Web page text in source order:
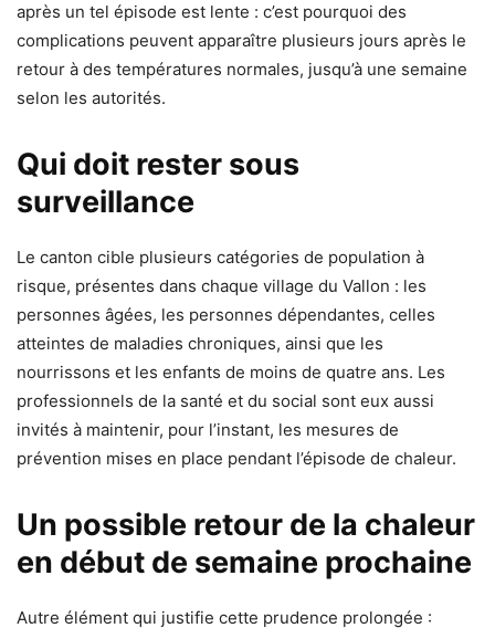
après un tel épisode est lente : c’est pourquoi des
complications peuvent apparaître plusieurs jours après le
retour à des températures normales, jusqu’à une semaine
selon les autorités.
Qui doit rester sous
surveillance
Le canton cible plusieurs catégories de population à
risque, présentes dans chaque village du Vallon : les
personnes âgées, les personnes dépendantes, celles
atteintes de maladies chroniques, ainsi que les
nourrissons et les enfants de moins de quatre ans. Les
professionnels de la santé et du social sont eux aussi
invités à maintenir, pour l’instant, les mesures de
prévention mises en place pendant l’épisode de chaleur.
Un possible retour de la chaleur
en début de semaine prochaine
Autre élément qui justifie cette prudence prolongée :